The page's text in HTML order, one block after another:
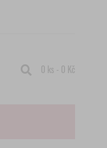
0 ks - 0 Kč